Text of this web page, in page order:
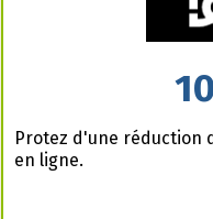
Profitez d'une réduction
en ligne.